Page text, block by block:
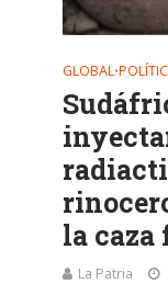
GLOBAL•
la
La Patria